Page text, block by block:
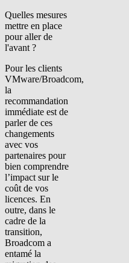
Quelles mesures
mettre en place
pour aller de
l'avant ?
Pour les clients
VMware/Broadcom,
la
recommandation
immédiate est de
parler de ces
changements
avec vos
partenaires pour
bien comprendre
l’impact sur le
coût de vos
licences. En
outre, dans le
cadre de la
transition,
Broadcom a
entamé la